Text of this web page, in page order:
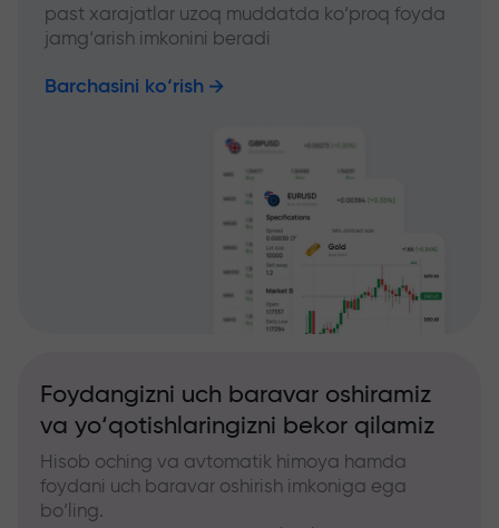
past xarajatlar uzoq muddatda ko‘proq foyda
jamg‘arish imkonini beradi
Barchasini ko‘rish
Foydangizni uch baravar oshiramiz
va yo‘qotishlaringizni bekor qilamiz
Hisob oching va avtomatik himoya hamda
foydani uch baravar oshirish imkoniga ega
bo‘ling.